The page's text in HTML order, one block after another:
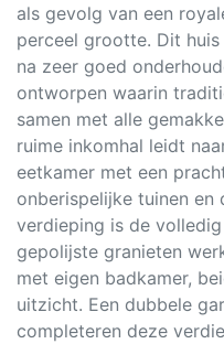
als gevolg van een
perceel grootte. Dit
na zeer goed
ontworpen waarin
samen met alle
ruime inkomhal leidt
eetkamer met een
onberispelijke tuinen
verdieping is de
gepolijste granieten
met eigen badkamer,
uitzicht. Een dubbele
completeren deze